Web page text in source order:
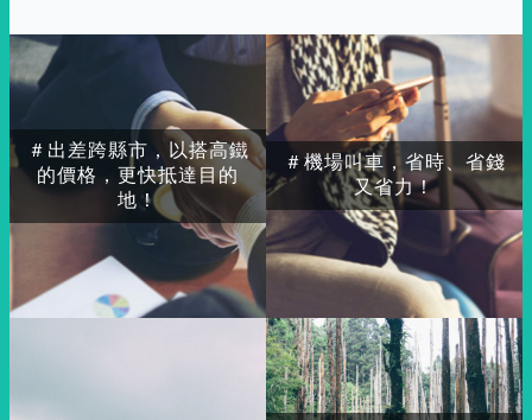
＃出差跨縣市，以搭高鐵
的價格，更快抵達目的
地！
＃機場叫車，省時、省錢
又省力！